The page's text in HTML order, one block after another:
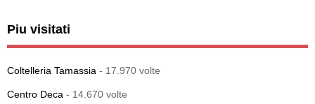
Piu visitati
Coltelleria Tamassia - 17.970 volte
Centro Deca - 14.670 volte